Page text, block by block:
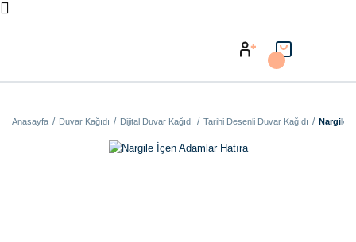
Anasayfa Duvar Kağıdı Dijital Duvar Kağıdı Tarihi Desenli Duvar Kağıdı Nargile